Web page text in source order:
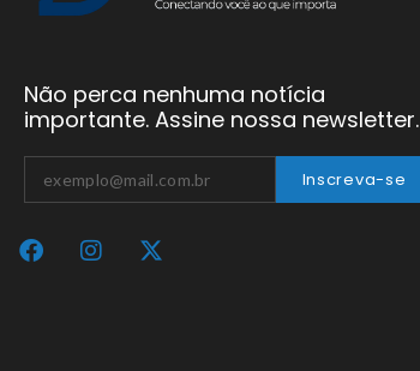
Não perca nenhuma notícia
importante. Assine nossa newsletter.
Inscreva-se